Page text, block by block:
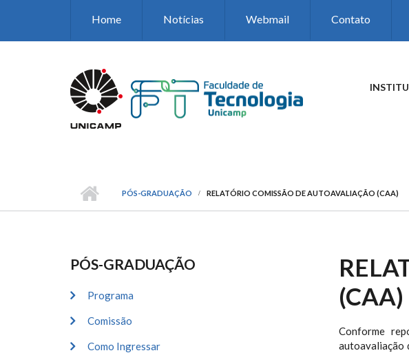
Home Notícias Webmail Contato
PÓS-GRADUAÇÃO RELATÓRIO COMISSÃO DE AUTOAVALIAÇÃO (CAA)
PÓS-GRADUAÇÃO
Programa
Comissão
Como Ingressar
(CAA)
Conforme
autoavaliação